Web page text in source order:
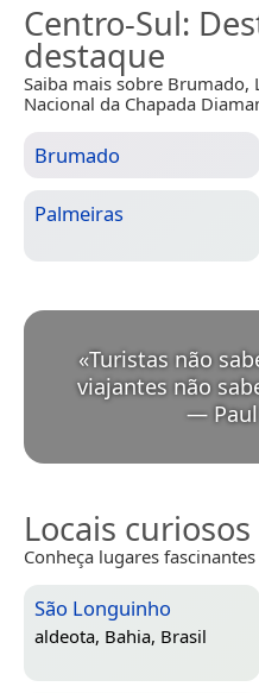
Centro-Sul:
destaque
Saiba mais sobre Brumado,
Nacional da Chapada
Brumado
Palmeiras
«Turistas não
viajantes não
—
Locais
Conheça lugares
São Longuinho
aldeota, Bahia, Brasil